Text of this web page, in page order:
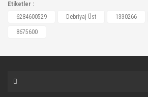
8675600, 8675600, 3M517A543AD,
BP4K41400C, BP4K41400D,
Etiketler :
6284600529
Debriyaj Üst 1330266
8675600